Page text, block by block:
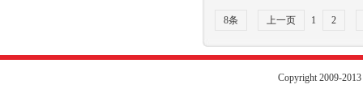
8条 上一页 1 2
Copyright 2009-